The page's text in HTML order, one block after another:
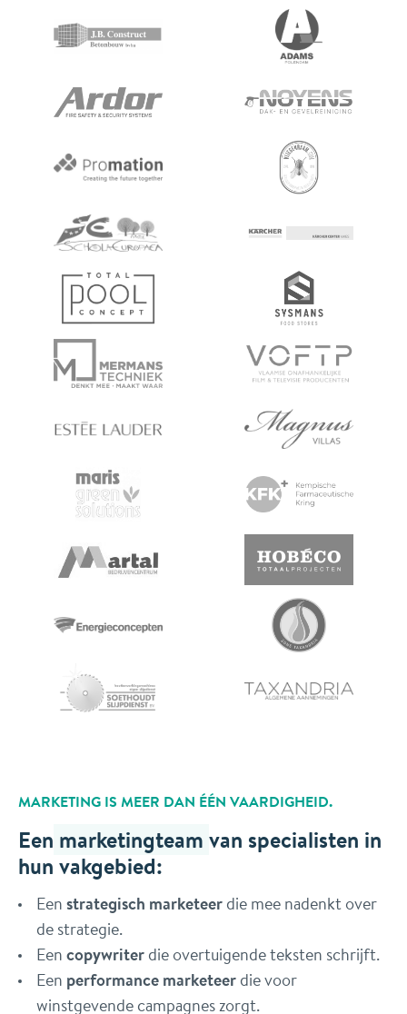
MARKETING IS MEER DAN ÉÉN VAARDIGHEID.
Een marketingteam van specialisten in
hun vakgebied:
Eenstrategisch marketeerdie mee nadenkt over
de strategie.
Eencopywriterdie overtuigende teksten schrijft.
Een performance marketeerdie voor
winstgevende campagnes zorgt.